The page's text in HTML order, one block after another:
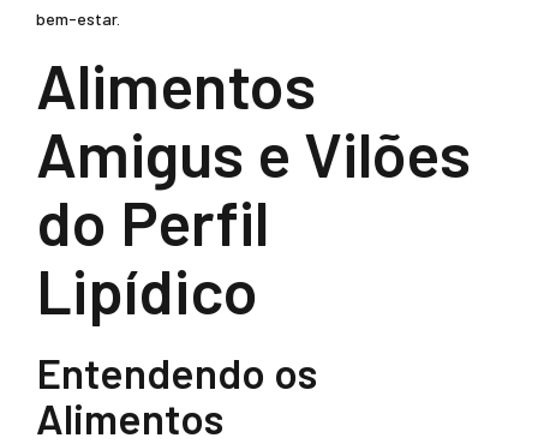
bem-estar.
Alimentos
Amigus e Vilões
do Perfil
Lipídico
Entendendo os
Alimentos